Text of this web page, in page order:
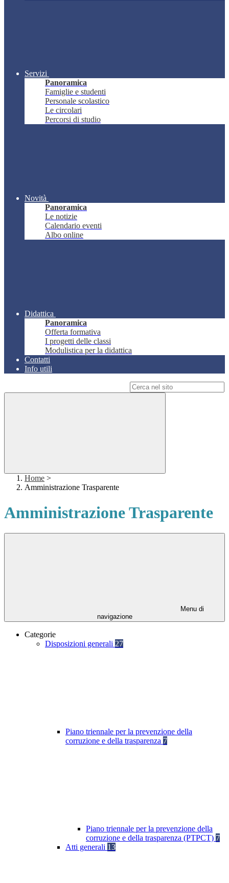
Servizi
Panoramica
Famiglie e studenti
Personale scolastico
Le circolari
Percorsi di studio
Novità
Panoramica
Le notizie
Calendario eventi
Albo online
Didattica
Panoramica
Offerta formativa
I progetti delle classi
Modulistica per la didattica
Contatti
Info utili
Home >
Amministrazione Trasparente
Amministrazione Trasparente
Menu di
navigazione
Categorie
Disposizioni generali 27
Piano triennale per la prevenzione della
corruzione e della trasparenza 7
Piano triennale per la prevenzione della
corruzione e della trasparenza (PTPCT) 7
Atti generali 13